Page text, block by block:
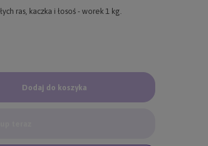
ras, kaczka i łosoś - worek 1 kg.
Dodaj do koszyka